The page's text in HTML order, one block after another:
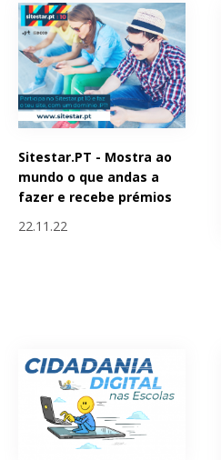
Sitestar.PT - Mostra ao
mundo o que andas a
fazer e recebe prémios
22.11.22